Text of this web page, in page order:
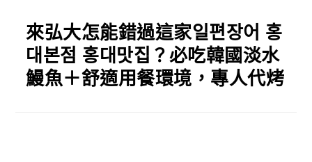
來弘大怎能錯過這家일편장어 홍
대본점 홍대맛집？必吃韓國淡水
鰻魚＋舒適用餐環境，專人代烤